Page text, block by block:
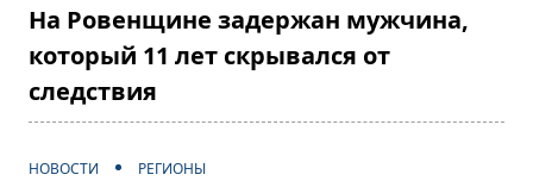
На Ровенщине задержан мужчина,
который 11 лет скрывался от
следствия
НОВОСТИ
РЕГИОНЫ